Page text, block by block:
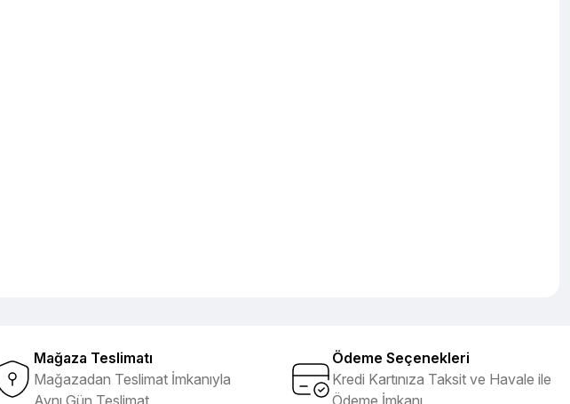
Mağaza Teslimatı
Mağazadan Teslimat İmkanıyla
Aynı Gün Teslimat
Ödeme Seçenekleri
Kredi Kartınıza Taksit ve Havale ile
Ödeme İmkanı